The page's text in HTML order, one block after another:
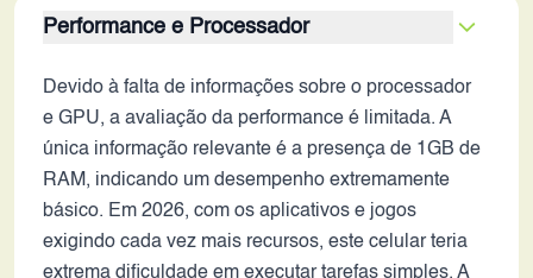
Performance e Processador
Devido à falta de informações sobre o processador
e GPU, a avaliação da performance é limitada. A
única informação relevante é a presença de 1GB de
RAM, indicando um desempenho extremamente
básico. Em 2026, com os aplicativos e jogos
exigindo cada vez mais recursos, este celular teria
extrema dificuldade em executar tarefas simples. A